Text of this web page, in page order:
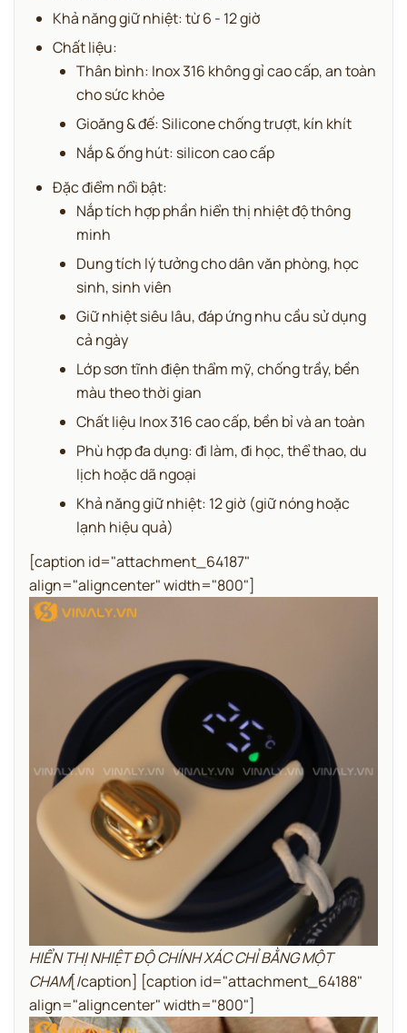
Khả năng giữ nhiệt: từ 6 - 12 giờ
Chất liệu:
Thân bình: Inox 316 không gỉ cao cấp, an toàn
cho sức khỏe
Gioăng & đế: Silicone chống trượt, kín khít
Nắp & ống hút: silicon cao cấp
Đặc điểm nổi bật:
Nắp tích hợp phần hiển thị nhiệt độ thông
minh
Dung tích lý tưởng cho dân văn phòng, học
sinh, sinh viên
Giữ nhiệt siêu lâu, đáp ứng nhu cầu sử dụng
cả ngày
Lớp sơn tĩnh điện thẩm mỹ, chống trầy, bền
màu theo thời gian
Chất liệu Inox 316 cao cấp, bền bỉ và an toàn
Phù hợp đa dụng: đi làm, đi học, thể thao, du
lịch hoặc dã ngoại
Khả năng giữ nhiệt: 12 giờ (giữ nóng hoặc
lạnh hiệu quả)
[caption id="attachment_64187"
align="aligncenter" width="800"]
HIỂN THỊ NHIỆT ĐỘ CHÍNH XÁC CHỈ BẰNG MỘT
CHAM[/caption] [caption id="attachment_64188"
align="aligncenter" width="800"]